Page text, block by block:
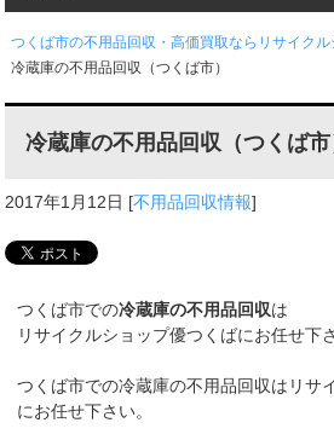
つくば市の不用品回収・高価買取ならリサイク
冷蔵庫の不用品回収（つくば市）
冷蔵庫の不用品回収（つくば市
2017年1月12日 [不用品回収情報]
つくば市での冷蔵庫の不用品回収は
リサイクルショップ優つくばにお任せ下
つくば市での冷蔵庫の不用品回収はリサ
にお任せ下さい。